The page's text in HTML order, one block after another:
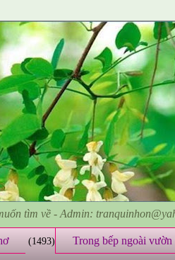
tìm về - Admin:
(1493) Trong bếp ngoài vườn